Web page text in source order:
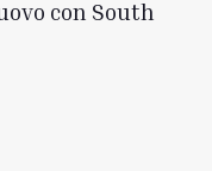
con South